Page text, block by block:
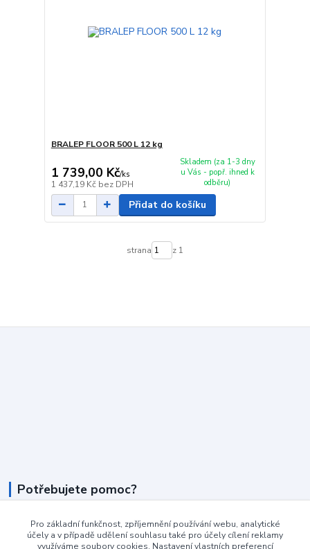
BRALEP FLOOR 500 L 12 kg
1 739,00 Kč/ks
1 437,19 Kč bez DPH
Skladem (za 1-3 dny
u Vás - popř. ihned k
odběru)
Přidat do košíku
strana z 1
Potřebujete pomoc?
+420 604 990 800
po-pá 8:15 - 17:00 hod
Pro základní funkčnost, zpříjemnění používání webu, analytické
účely a v případě udělení souhlasu také pro účely cílení reklamy
využíváme soubory cookies. Nastavení vlastních preferencí